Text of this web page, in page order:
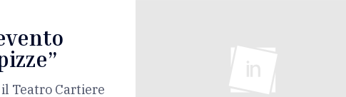
Teatro Cartiere